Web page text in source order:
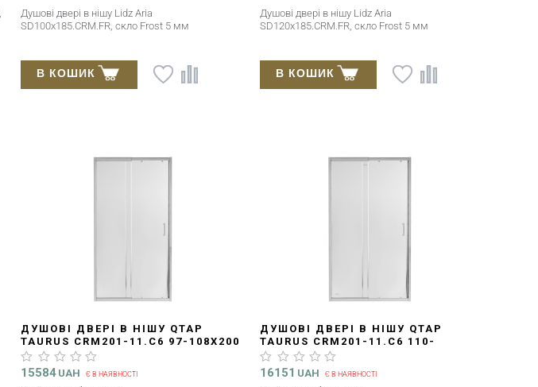
Душові двері в нішу Lidz Aria
SD100x185.CRM.FR, скло Frost 5 мм
В КОШИК
Душові двері в нішу Lidz Aria
SD120x185.CRM.FR, скло Frost 5 мм
В КОШИК
ДУШОВІ ДВЕРІ В НІШУ QTAP
TAURUS CRM201-11.C6 97-108X200
СМ, СКЛО CLEAR 6 ММ, ПОКРИТТЯ
CALCLESS
15584 UAH Є В НАЯВНОСТІ
ДУШОВІ ДВЕРІ В НІШУ QTAP
TAURUS CRM201-11.C6 110-
120X200 СМ, СКЛО CLEAR 6 ММ,
ПОКРИТТЯ CALCLESS
16151 UAH Є В НАЯВНОСТІ